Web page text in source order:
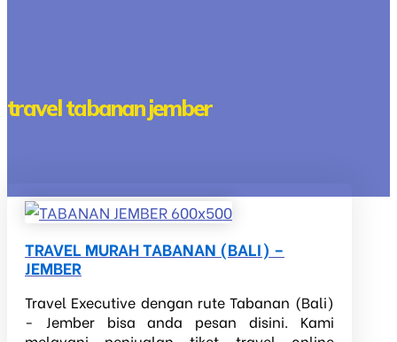
travel tabanan jember
TRAVEL MURAH TABANAN (BALI) –
JEMBER
Travel Executive dengan rute Tabanan (Bali)
- Jember bisa anda pesan disini. Kami